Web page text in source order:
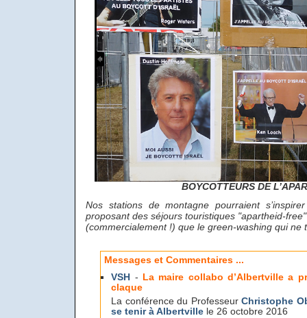
BOYCOTTEURS DE
Nos stations de montagne pourraient
proposant des séjours touristiques "apartheid-
(commercialement !) que le green-washing qui ne
Messages et Commentaires ...
VSH -
La maire collabo d’Albertville a
claque
La conférence du ProfesseurChristophe
se tenir à Albertville le 26 octobre 2016